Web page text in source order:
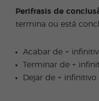
Perifrasis de
termina ou está
Acabar de +
Terminar de +
Dejar de + infinitivo